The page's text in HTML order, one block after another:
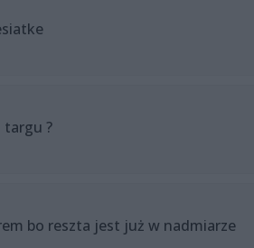
targu ?
bo reszta jest już w nadmiarze